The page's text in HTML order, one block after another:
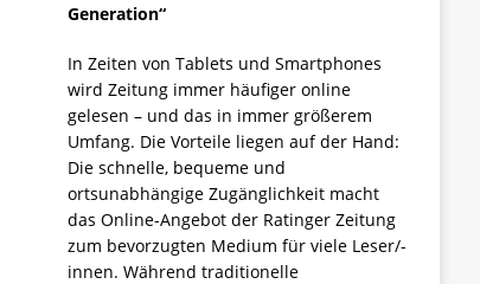
Generation“
In Zeiten von Tablets und Smartphones
wird Zeitung immer häufiger online
gelesen – und das in immer größerem
Umfang. Die Vorteile liegen auf der Hand:
Die schnelle, bequeme und
ortsunabhängige Zugänglichkeit macht
das Online-Angebot der Ratinger Zeitung
zum bevorzugten Medium für viele Leser/-
innen. Während traditionelle